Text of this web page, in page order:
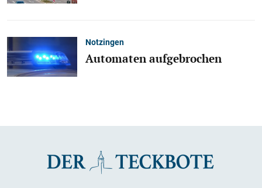
Notzingen
Automaten aufgebrochen